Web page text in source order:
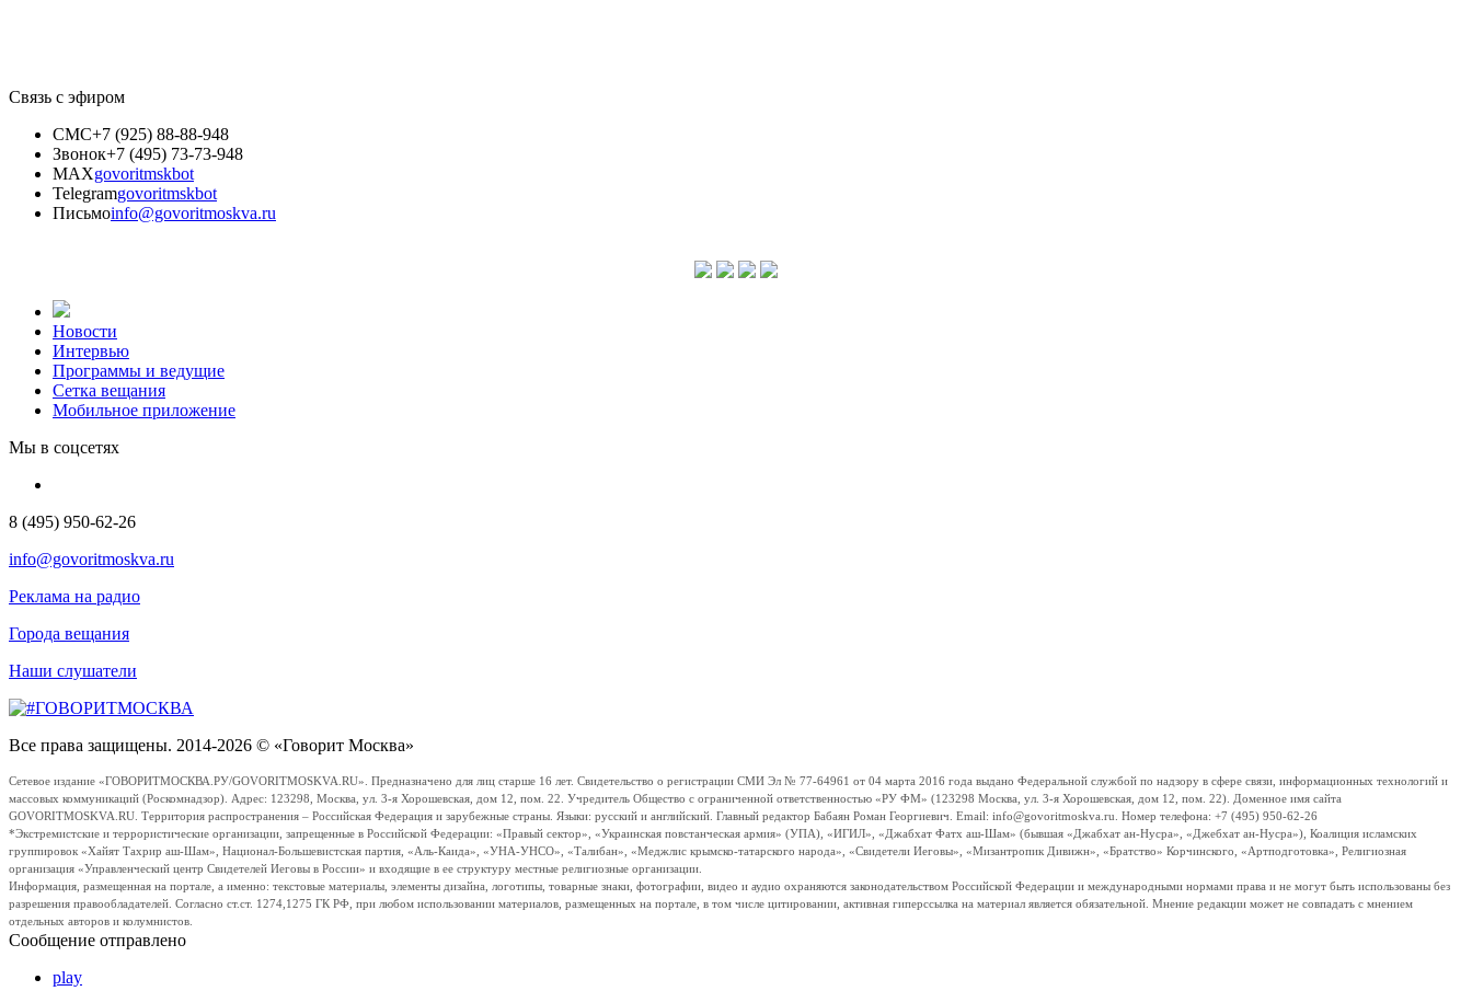
Связь с эфиром
СМС+7 (925) 88-88-948
Звонок+7 (495) 73-73-948
MAXgovoritmskbot
Telegramgovoritmskbot
Письмоinfo@govoritmoskva.ru
Новости
Интервью
Программы и ведущие
Сетка вещания
Мобильное приложение
Мы в соцсетях
8 (495) 950-62-26
info@govoritmoskva.ru
Реклама на радио
Города вещания
Наши слушатели
Все права защищены. 2014-2026 © «Говорит Москва»
Сетевое издание «ГОВОРИТМОСКВА.РУ/GOVORITMOSKVA.RU». Предназначено для лиц старше 16 лет. Свидетельство о регистрации СМИ Эл № 77-64961 от 04 марта 2016 года выдано Федеральной службой по надзору в сфере связи, информационных технологий и
массовых коммуникаций (Роскомнадзор). Адрес: 123298, Москва, ул. 3-я Хорошевская, дом 12, пом. 22. Учредитель Общество с ограниченной ответственностью «РУ ФМ» (123298 Москва, ул. 3-я Хорошевская, дом 12, пом. 22). Доменное имя сайта
GOVORITMOSKVA.RU. Территория распространения – Российская Федерация и зарубежные страны. Языки: русский и английский. Главный редактор Бабаян Роман Георгиевич. Email: info@govoritmoskva.ru. Номер телефона: +7 (495) 950-62-26
*Экстремистские и террористические организации, запрещенные в Российской Федерации: «Правый сектор», «Украинская повстанческая армия» (УПА), «ИГИЛ», «Джабхат Фатх аш-Шам» (бывшая «Джабхат ан-Нусра», «Джебхат ан-Нусра»), Коалиция исламских
группировок «Хайят Тахрир аш-Шам», Национал-Большевистская партия, «Аль-Каида», «УНА-УНСО», «Талибан», «Меджлис крымско-татарского народа», «Свидетели Иеговы», «Мизантропик Дивижн», «Братство» Корчинского, «Артподготовка», Религиозная
организация «Управленческий центр Свидетелей Иеговы в России» и входящие в ее структуру местные религиозные организации.
Информация, размещенная на портале, а именно: текстовые материалы, элементы дизайна, логотипы, товарные знаки, фотографии, видео и аудио охраняются законодательством Российской Федерации и международными нормами права и не могут быть использованы без
разрешения правообладателей. Согласно ст.ст. 1274,1275 ГК РФ, при любом использовании материалов, размещенных на портале, в том числе цитировании, активная гиперссылка на материал является обязательной. Мнение редакции может не совпадать с мнением
отдельных авторов и колумнистов.
Сообщение отправлено
play